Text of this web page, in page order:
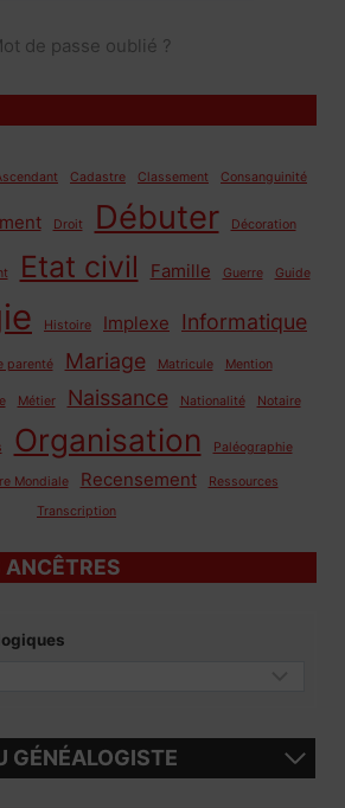
de passe oublié ?
Cadastre Classement Consanguinité
Droit Débuter Décoration
Etat civil Famille Guerre Guide
Histoire Implexe Informatique
parenté Mariage Matricule Mention
Métier Naissance Nationalité Notaire
Organisation Paléographie
Mondiale Recensement
Ressources
Transcription
GÉNÉALOGISTE